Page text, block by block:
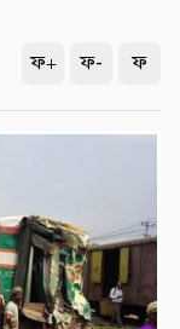
ফ+ ফ- ফ